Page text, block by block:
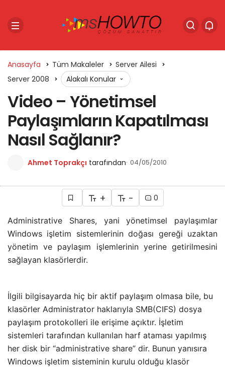
Anasayfa Tüm Makaleler
Server Ailesi
Server 2008
Alakalı Konular
Video – Yönetimsel
Paylaşımların Kapatılması
Nasıl Sağlanır?
Ahmet Toprakçı tarafından 04/05/2010
+ - 0
Administrative Shares, yani yönetimsel paylaşımlar
Windows işletim sistemlerinin doğası gereği uzaktan
yönetim ve paylaşım işlemlerinin yerine getirilmesini
sağlayan klasörlerdir.
İlgili bilgisayarda hiç bir aktif paylaşım olmasa bile, bu
klasörler Administrator haklarıyla SMB(CIFS) dosya
paylaşım protokolleri ile erişime açıktır. İşletim
sistemleri tarafından kullanılan harf ataması yapılmış
her disk bir “administrative share” dir. Bunun yanısıra
Windows işletim sisteminin kurulu olduğu klasör